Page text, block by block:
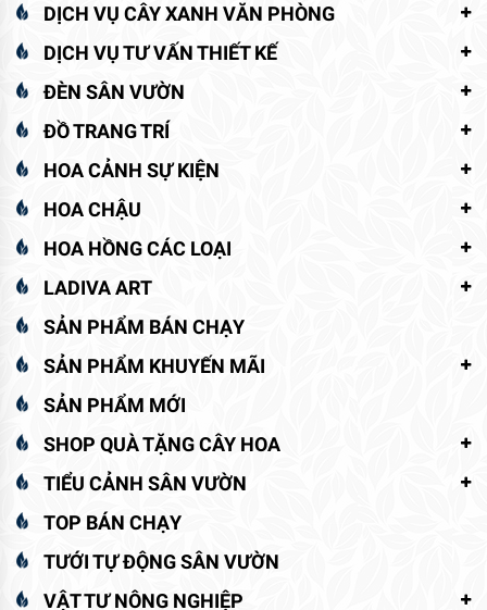
DỊCH VỤ CÂY XANH VĂN PHÒNG
DỊCH VỤ TƯ VẤN THIẾT KẾ
ĐÈN SÂN VƯỜN
ĐỒ TRANG TRÍ
HOA CẢNH SỰ KIỆN
HOA CHẬU
HOA HỒNG CÁC LOẠI
LADIVA ART
SẢN PHẨM BÁN CHẠY
SẢN PHẨM KHUYẾN MÃI
SẢN PHẨM MỚI
SHOP QUÀ TẶNG CÂY HOA
TIỂU CẢNH SÂN VƯỜN
TOP BÁN CHẠY
TƯỚI TỰ ĐỘNG SÂN VƯỜN
VẬT TƯ NÔNG NGHIỆP